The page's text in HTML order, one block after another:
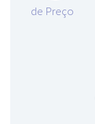
de Preço